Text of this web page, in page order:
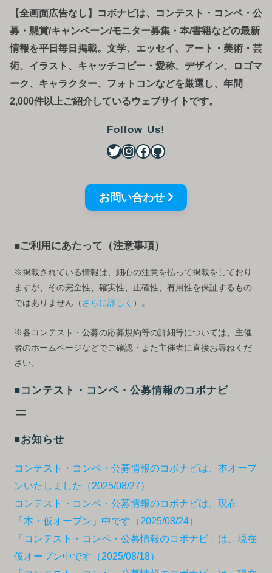
【全画面広告なし】コボナビは、コンテスト・コンペ・ 公
募 ・ 懸賞/キャンペーン/モニター募集・本/書籍などの最新
情報を平日毎日掲載。文学、エッセイ、アート・美術・芸
術、イラスト、キャッチコピー・愛称、デザイン、ロゴマ
ーク、キャラクター、フォトコンなどを厳選し、年間
2,000件以上ご紹介しているウェブサイトです。
Follow Us!
お問い合わせ
■ご利用にあたって（注意事項）
※掲載されている情報は、細心の注意を払って掲載をしており
ますが、その完全性、確実性、正確性、有用性を保証するもの
ではありません（ さらに詳しく ）。
※各コンテスト・公募の応募規約等の詳細等については、主催
者のホームページなどでご確認・また主催者に直接お尋ねくだ
さい。
■コンテスト・コンペ・公募情報のコボナビ
■お知らせ
コンテスト・コンペ・公募情報のコボナビは、本オープ
ンいたしました（2025/08/27）
コンテスト・コンペ・公募情報のコボナビは、現在
「本・仮オープン」中です（2025/08/24）
「コンテスト・コンペ・公募情報のコボナビ」は、現在
仮オープン中です（2025/08/18）